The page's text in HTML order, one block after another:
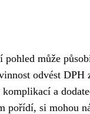
může
odvést
komplikací a
si mohou